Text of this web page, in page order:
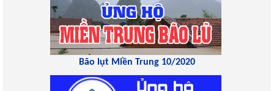
Bão lụt Miền Trung 10/2020